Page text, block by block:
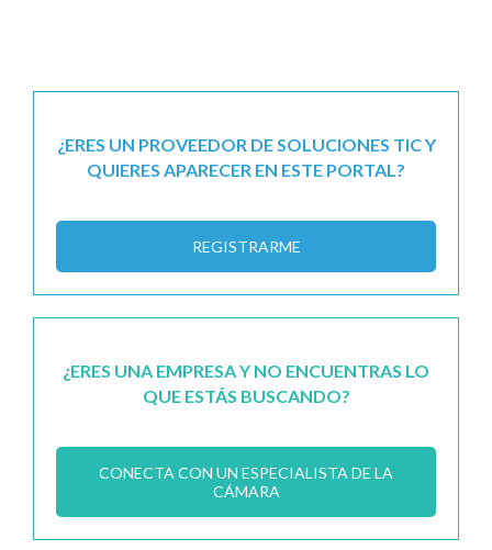
¿ERES UN PROVEEDOR DE SOLUCIONES TIC Y
QUIERES APARECER EN ESTE PORTAL?
REGISTRARME
¿ERES UNA EMPRESA Y NO ENCUENTRAS LO
QUE ESTÁS BUSCANDO?
CONECTA CON UN ESPECIALISTA DE LA
CÁMARA